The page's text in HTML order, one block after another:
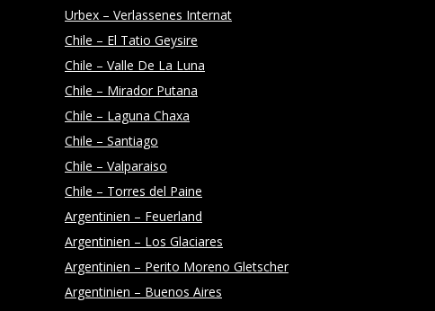
Urbex – Verlassenes Internat
Chile – El Tatio Geysire
Chile – Valle De La Luna
Chile – Mirador Putana
Chile – Laguna Chaxa
Chile – Santiago
Chile – Valparaiso
Chile – Torres del Paine
Argentinien – Feuerland
Argentinien – Los Glaciares
Argentinien – Perito Moreno Gletscher
Argentinien – Buenos Aires